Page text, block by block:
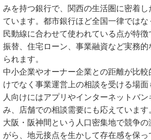
みを持つ銀行で、関西の生活圏に密着し
ています。都市銀行ほど全国一律では
民動線に合わせて使われている点が特
振替、住宅ローン、事業融資など実務
られます。
中小企業やオーナー企業との距離が比
けでなく事業運営上の相談を受ける場
人向けにはアプリやインターネットバ
み、店舗での相談需要にも応えています
大阪・阪神間という人口密集地で競争
がら、地元接点を生かして存在感を保っ